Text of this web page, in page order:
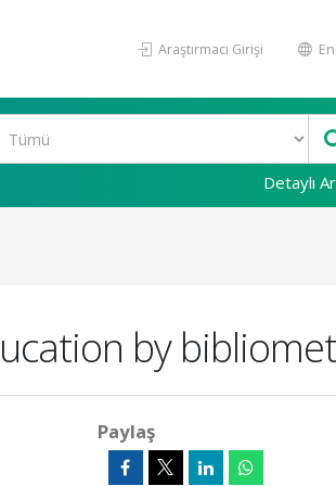
Araştırmacı Girişi
Detaylı
by
Paylaş